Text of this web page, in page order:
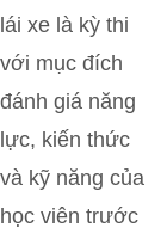
lái xe là kỳ thi
với mục đích
đánh giá năng
lực, kiến thức
và kỹ năng của
học viên trước